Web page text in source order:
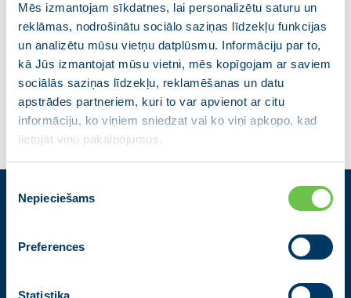
Mēs izmantojam sīkdatnes, lai personalizētu saturu un
reklāmas, nodrošinātu sociālo saziņas līdzekļu funkcijas
un analizētu mūsu vietņu datplūsmu. Informāciju par to,
kā Jūs izmantojat mūsu vietni, mēs kopīgojam ar saviem
sociālās saziņas līdzekļu, reklamēšanas un datu
apstrādes partneriem, kuri to var apvienot ar citu
informāciju, ko viņiem sniedzat vai ko viņi apkopo, kad
lietojat viņu pakalpojumus.
izvēle
Nepieciešams
Preferences
Statistika
ieviešot vienkāršu obligātu ienākumu deklarēšanu
ekonomiski aktīvajiem iedzīvotājiem
Latvijas autoceļu tīkla sakārtošana valsts
ekonomiskajai attīstībai
Partiju apvienība Jaunā VIENOTĪBA
+371 67205475